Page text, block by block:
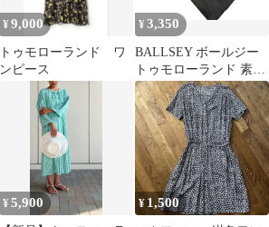
¥9,000
トゥモローランド ワ
ンピース
¥3,350
BALLSEY ボールジー
トゥモローランド 素材
切替 ノースリーブ ワン
ピース size38/黒 ■◆ レ
ディース
¥5,900 ¥ 1,500